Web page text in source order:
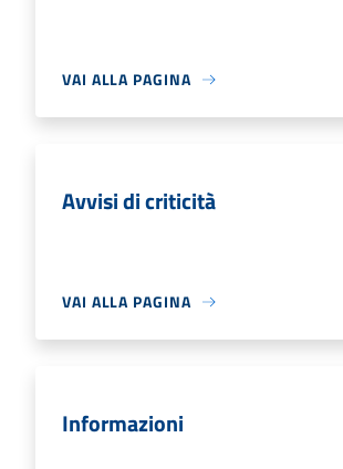
VAI ALLA PAGINA
Avvisi di criticità
VAI ALLA PAGINA
Informazioni